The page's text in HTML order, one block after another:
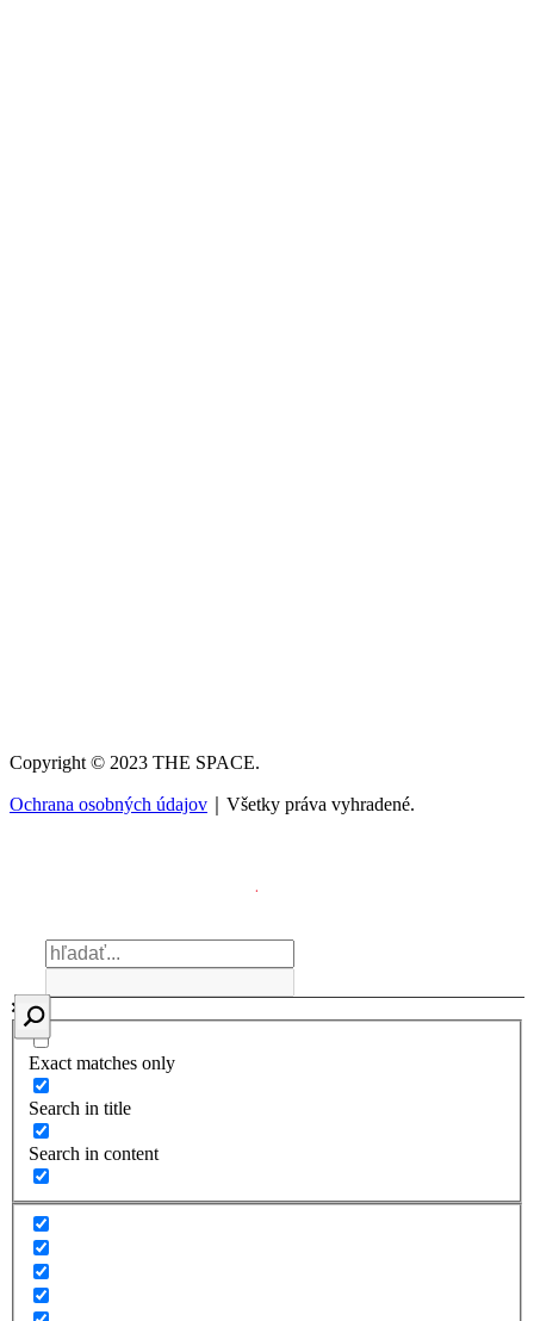
Copyright © 2023 THE SPACE.
Ochrana osobných údajov ｜Všetky práva vyhradené.
Exact matches only
Search in title
Search in content